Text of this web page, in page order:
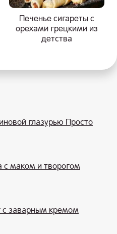
Печенье сигареты с
орехами грецкими из
детства
глазурью Просто
с маком и творогом
с заварным кремом